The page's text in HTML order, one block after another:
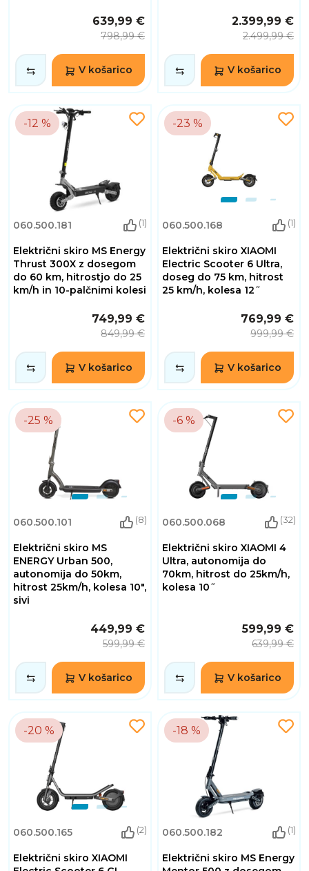
639,99 €
798,99 €
V košarico
2.399,99 €
2.499,99 €
V košarico
-12 %
060.500.181 (1)
Električni skiro MS Energy
Thrust 300X z dosegom
do 60 km, hitrostjo do 25
km/h in 10-palčnimi kolesi
749,99 €
849,99 €
V košarico
-23 %
060.500.168 (1)
Električni skiro XIAOMI
Electric Scooter 6 Ultra,
doseg do 75 km, hitrost
25 km/h, kolesa 12˝
769,99 €
999,99 €
V košarico
-25 %
060.500.101 (8)
Električni skiro MS
ENERGY Urban 500,
autonomija do 50km,
hitrost 25km/h, kolesa 10",
sivi
449,99 €
599,99 €
V košarico
-6 %
060.500.068 (32)
Električni skiro XIAOMI 4
Ultra, autonomija do
70km, hitrost do 25km/h,
kolesa 10˝
599,99 €
639,99 €
V košarico
-20 %
060.500.165 (2)
Električni skiro XIAOMI
-18 %
060.500.182 (1)
Električni skiro MS Energy